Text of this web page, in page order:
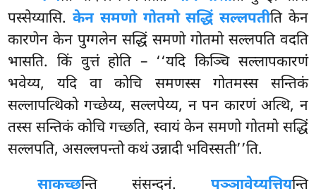
पस्सेय्यासि. केन समणो गोतमो सद्धिं सल्लपतीति केन
कारणेन केनपुग्गलेन सद्धिं समणो गोतमो सल्लपति वदति
भासति. किं वुत्तं होति – ‘‘यदि किञ्चि सल्लापकारणं
भवेय्य, यदि वा कोचि समणस्स गोतमस्स सन्तिकं
सल्लापत्थिको गच्छेय्य, सल्लपेय्य, न पन कारणं अत्थि, न
तस्स सन्तिकं कोचि गच्छति, स्वायं केन समणो गोतमो सद्धिं
सल्लपति, असल्लपन्तो कथं उन्नादी भविस्सती’’ति.
साकच्छन्ति संसन्दनं. पञ्ञावेय्यत्तियन्ति